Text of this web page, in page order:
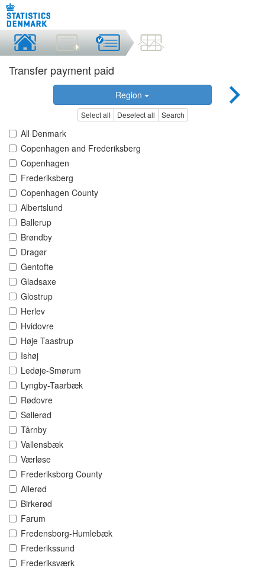
Transfer payment paid
Region
Select all Deselect all Search
All Denmark
Copenhagen and Frederiksberg
Copenhagen
Frederiksberg
Copenhagen County
Albertslund
Ballerup
Brøndby
Dragør
Gentofte
Gladsaxe
Glostrup
Herlev
Hvidovre
Høje Taastrup
Ishøj
Ledøje-Smørum
Lyngby-Taarbæk
Rødovre
Søllerød
Tårnby
Vallensbæk
Værløse
Frederiksborg County
Allerød
Birkerød
Farum
Fredensborg-Humlebæk
Frederikssund
Frederiksværk